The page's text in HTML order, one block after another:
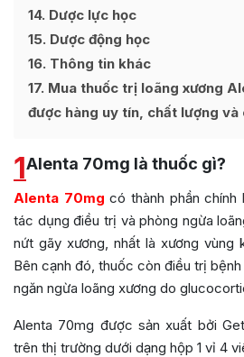
14 Dược lực học
15 Dược động học
16 Thông tin khác
17 Mua thuốc trị loãng xương
được hàng uy tín, chất lượng và
1Alenta 70mg là thuốc gì?
Alenta 70mg có thành phần chính
tác dụng điều trị và phòng ngừa
nứt gãy xương, nhất là xương vùng
Bên cạnh đó, thuốc còn điều trị
ngăn ngừa loãng xương do
Alenta 70mg được sản xuất bởi
trên thị trường dưới dạng hộp 1 vỉ 4